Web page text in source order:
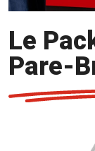
Le
Pare-